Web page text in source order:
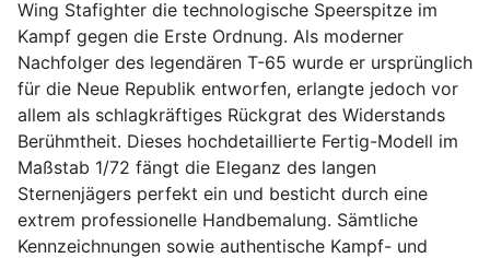
Wing Stafighter die technologische Speerspitze im
Kampf gegen die Erste Ordnung. Als moderner
Nachfolger des legendären T-65 wurde er ursprünglich
für die Neue Republik entworfen, erlangte jedoch vor
allem als schlagkräftiges Rückgrat des Widerstands
Berühmtheit. Dieses hochdetaillierte Fertig-Modell im
Maßstab 1/72 fängt die Eleganz des langen
Sternenjägers perfekt ein und besticht durch eine
extrem professionelle Handbemalung. Sämtliche
Kennzeichnungen sowie authentische Kampf- und